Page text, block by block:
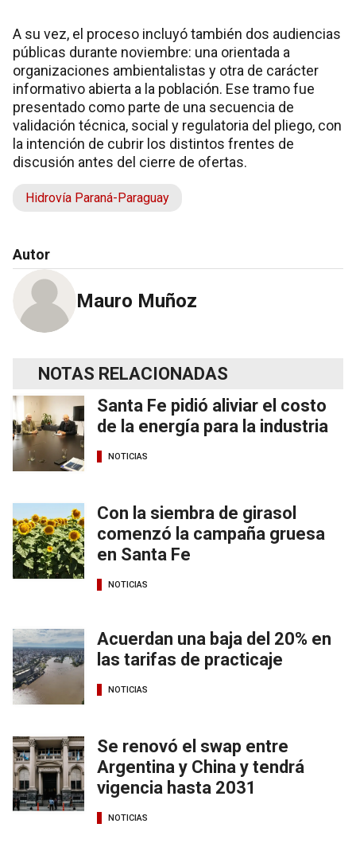
A su vez, el proceso incluyó también dos audiencias
públicas durante noviembre: una orientada a
organizaciones ambientalistas y otra de carácter
informativo abierta a la población. Ese tramo fue
presentado como parte de una secuencia de
validación técnica, social y regulatoria del pliego, con
la intención de cubrir los distintos frentes de
discusión antes del cierre de ofertas.
Hidrovía Paraná-Paraguay
Autor
Mauro Muñoz
NOTAS RELACIONADAS
Santa Fe pidió aliviar el costo
de la energía para la industria
NOTICIAS
Con la siembra de girasol
comenzó la campaña gruesa
en Santa Fe
NOTICIAS
Acuerdan una baja del 20% en
las tarifas de practicaje
NOTICIAS
Se renovó el swap entre
Argentina y China y tendrá
vigencia hasta 2031
NOTICIAS